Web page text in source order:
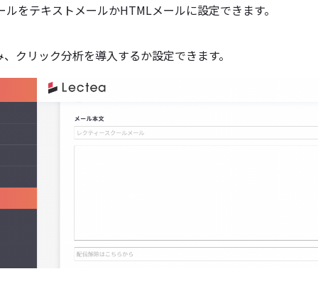
をテキストメールかHTMLメールに設定できます。
クリック分析を導入するか設定できます。